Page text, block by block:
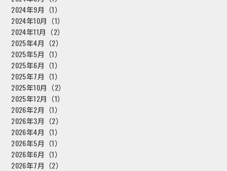
2024年9月（1）
2024年10月（1）
2024年11月（2）
2025年4月（2）
2025年5月（1）
2025年6月（1）
2025年7月（1）
2025年10月（2）
2025年12月（1）
2026年2月（1）
2026年3月（2）
2026年4月（1）
2026年5月（1）
2026年6月（1）
2026年7月（2）